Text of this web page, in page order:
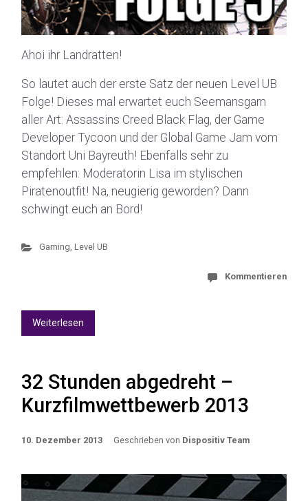
Ahoi ihr Landratten!
So lautet auch der erste Satz der neuen Level UB
Folge! Dieses mal erwartet euch Seemansgarn
aller Art: Assassins Creed Black Flag, der Game
Developer Tycoon und der Global Game Jam vom
Standort Uni Bayreuth! Ebenfalls sehr zu
empfehlen: Moderatorin Lisa im stylischen
Piratenoutfit! Na, neugierig geworden? Dann
schwingt euch an Bord!
Gaming, Level UB
Kommentieren
Weiterlesen
32 Stunden abgedreht –
Kurzfilmwettbewerb 2013
10. Dezember 2013 Geschrieben von Dispositiv Team